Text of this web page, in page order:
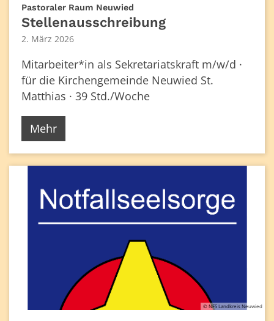
Pastoraler Raum Neuwied
Stellenausschreibung
2. März 2026
Mitarbeiter*in als Sekretariatskraft m/w/d ·
für die Kirchengemeinde Neuwied St.
Matthias · 39 Std./Woche
Mehr
© NFS Landkreis Neuwied